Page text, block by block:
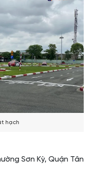
hạch
Sơn Kỳ, Quận Tân